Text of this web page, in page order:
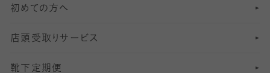
8分丈 レギンス
10分丈 レギンス
12分丈レギンス
ロングホーズ
ヨガソックス・靴下
スポーツ用レッグウォーマー
SSサイズ（21～23cm）
冷えとり靴下
着圧・加圧タイツ
むくみ対策
初めての方へ
店頭受取りサービス
靴下定期便